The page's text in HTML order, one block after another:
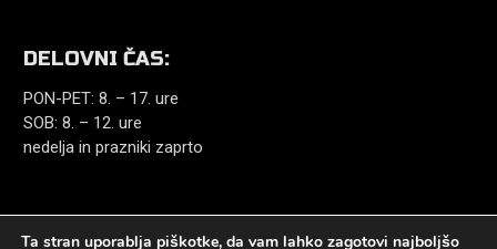
DELOVNI ČAS:
PON-PET: 8. – 17. ure
SOB: 8. – 12. ure
nedelja in prazniki zaprto
Ta stran uporablja piškotke, da vam lahko zagotovi najboljšo